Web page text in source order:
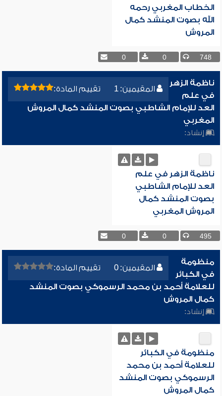
الخطاب المغربي رحمه
الله بصوت المنشد كمال
المروش
748
0
0
المقيمين: 1 تقييم المادة:
ناظمة الزهر
في علم
العد للإمام الشاطبي بصوت المنشد كمال المروش
المغربي
إنشاد:
ناظمة الزهر في علم
العد للإمام الشاطبي
بصوت المنشد كمال
المروش المغربي
495
0
0
المقيمين: 0 تقييم المادة:
منظومة
في الكبائر
للعلامة أحمد بن محمد الرسموكي بصوت المنشد
كمال المروش
إنشاد:
منظومة في الكبائر
للعلامة أحمد بن محمد
الرسموكي بصوت المنشد
كمال المروش